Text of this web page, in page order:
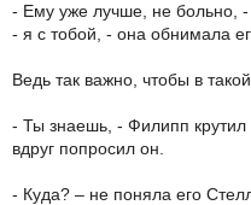
- Ему уже лучше, не больно, -
- я с тобой, - она обнимала
Ведь так важно, чтобы в
- Ты знаешь, - Филипп
вдруг попросил он.
- Куда? – не поняла его